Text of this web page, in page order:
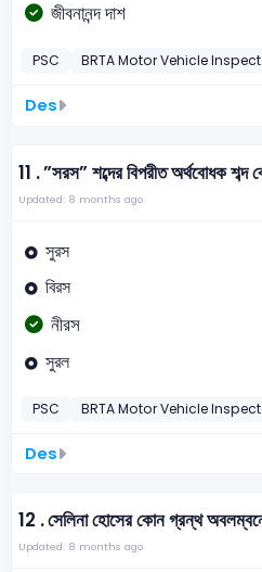
জীবনানন্দ দাশ
PSC BRTA Motor Vehicle
Des
11 .”সরস” শব্দের বিপরীত অর্থবোধক শব্দ
Updated: 8 months ago
সুরস
বিরস
নীরস
সুরল
PSC BRTA Motor Vehicle
Des
12 .সেলিনা হোসের কোন গ্রন্থ অবলম্বনে
Updated: 8 months ago